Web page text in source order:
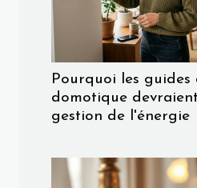
Pourquoi les
domotique
gestion de l'énergie